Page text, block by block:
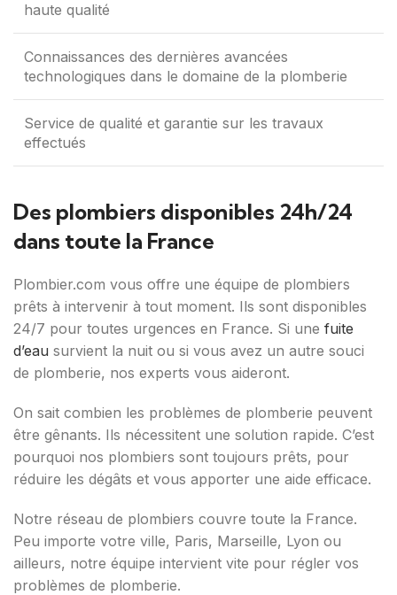
haute qualité
Connaissances des dernières avancées
technologiques dans le domaine de la plomberie
Service de qualité et garantie sur les travaux
effectués
Des plombiers disponibles 24h/24
dans toute la France
Plombier.com vous offre une équipe de plombiers
prêts à intervenir à tout moment. Ils sont disponibles
24/7 pour toutes urgences en France. Si une fuite
d’eau survient la nuit ou si vous avez un autre souci
de plomberie, nos experts vous aideront.
On sait combien les problèmes de plomberie peuvent
être gênants. Ils nécessitent une solution rapide. C’est
pourquoi nos plombiers sont toujours prêts, pour
réduire les dégâts et vous apporter une aide efficace.
Notre réseau de plombiers couvre toute la France.
Peu importe votre ville, Paris, Marseille, Lyon ou
ailleurs, notre équipe intervient vite pour régler vos
problèmes de plomberie.